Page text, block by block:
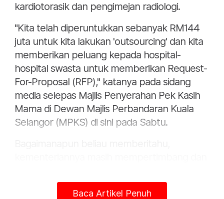
kardiotorasik dan pengimejan radiologi.
"Kita telah diperuntukkan sebanyak RM144
juta untuk kita lakukan 'outsourcing' dan kita
memberikan peluang kepada hospital-
hospital swasta untuk memberikan Request-
For-Proposal (RFP)," katanya pada sidang
media selepas Majlis Penyerahan Pek Kasih
Mama di Dewan Majlis Perbandaran Kuala
Selangor (MPKS) di sini pada Sabtu.
terlibat dalam kerjasama berkenaan.
Baca Artikel Penuh